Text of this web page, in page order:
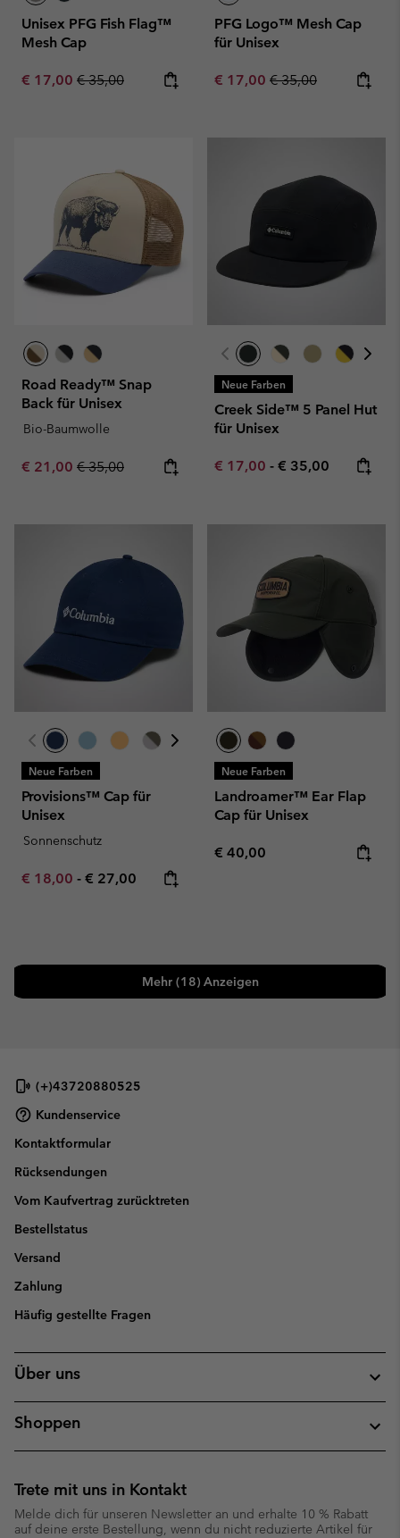
Unisex PFG Fish Flag™
Mesh Cap
Sale price:
€ 17,00 Regular price:
€ 35,00
PFG Logo™ Mesh Cap
für Unisex
Sale price:
€ 17,00 Regular price:
€ 35,00
Road Ready™ Snap
Back für Unisex
Bio-Baumwolle
Sale price:
€ 21,00 Regular price:
€ 35,00
Neue Farben
Creek Side™ 5 Panel Hut
für Unisex
Minimum sale price:
€ 17,00 - Maximum price:
€ 35,00
Neue Farben
Provisions™ Cap für
Unisex
Sonnenschutz
Minimum sale price:
€ 18,00 - Maximum price:
€ 27,00
Neue Farben
Landroamer™ Ear Flap
Cap für Unisex
Regular price:
€ 40,00
Mehr (18) Anzeigen
(+)43720880525
Kundenservice
Kontaktformular
Rücksendungen
Vom Kaufvertrag zurücktreten
Bestellstatus
Versand
Zahlung
Häufig gestellte Fragen
Über uns
Shoppen
Trete mit uns in Kontakt
Melde dich für unseren Newsletter an und erhalte 10 % Rabatt
auf deine erste Bestellung, wenn du nicht reduzierte Artikel für